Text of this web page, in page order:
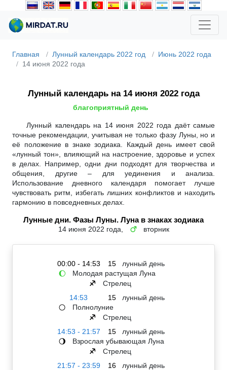
Главная Лунный календарь 2022 год
Июнь 2022 года
14 июня 2022 года
Лунный календарь на 14 июня 2022 года
благоприятный день
Лунный календарь на 14 июня 2022 года даёт самые
точные рекомендации, учитывая не только фазу Луны, но и
её положение в знаке зодиака. Каждый день имеет свой
«лунный тон», влияющий на настроение, здоровье и успех
в делах. Например, одни дни подходят для творчества и
общения, другие – для уединения и анализа.
Использование дневного календаря помогает лучше
чувствовать ритм, избегать лишних конфликтов и находить
гармонию в повседневных делах.
Лунные дни. Фазы Луны. Луна в знаках зодиака
14 июня 2022 года, ♂ вторник
00:00 - 14:53 15 лунный день
🌔 Молодая растущая Луна
♐
Стрелец
14:53
15 лунный день
🌕 Полнолуние
♐
Стрелец
14:53 - 21:57
15 лунный день
🌖 Взрослая убывающая Луна
♐
Стрелец
21:57 - 23:59
16 лунный день